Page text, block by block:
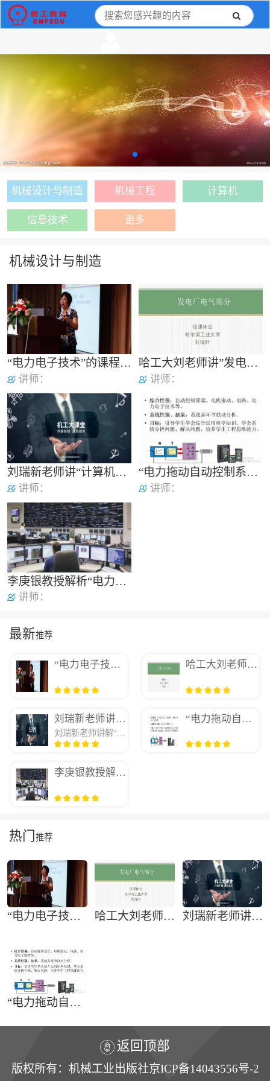
机械设计与制造 机械工程 计算机
信息技术 更多
机械设计与制造
“电力电子技术”的课程安排、重点难点、教学手段
讲师：
哈工大刘老师讲”发电厂电气部分”授课体会
讲师：
刘瑞新老师讲“计算机组装与维护教程”
讲师：
“电力拖动自动控制系统——运动控制系统”课程特点及教学重难点解析
讲师：
李庚银教授解析“电力系统分析基础”要点及难点
讲师：
最新推荐
“电力电子技术”的课程安排、重点难点、教学手段 哈工大刘老师讲”发电厂电气部分”授课体会
刘瑞新老师讲“计算机组装与维护教程”
刘瑞新老师讲解“计算机组装与维护教程”
“电力拖动自动控制系统——运动控制系统”课程特点及教学重难点解析
李庚银教授解析“电力系统分析基础”要点及难点
热门 推荐
“电力电子技术”的课程安排、重点难点、教学手段 哈工大刘老师讲”发电厂电气部分”授课体会 刘瑞新老师讲“计算机组装与维护教程”
“电力拖动自动控制系统——运动控制系统”课程特点及教学重难点解析
返回顶部
版权所有：机械工业出版社京ICP备14043556号-2